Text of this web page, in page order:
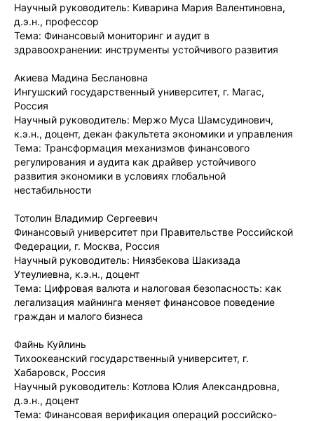
Научный руководитель: Киварина Мария Валентиновна,
д.э.н., профессор
Тема: Финансовый мониторинг и аудит в
здравоохранении: инструменты устойчивого развития
Акиева Мадина Беслановна
Ингушский государственный университет, г. Магас,
Россия
Научный руководитель: Мержо Муса Шамсудинович,
к.э.н., доцент, декан факультета экономики и управления
Тема: Трансформация механизмов финансового
регулирования и аудита как драйвер устойчивого
развития экономики в условиях глобальной
нестабильности
Тотолин Владимир Сергеевич
Финансовый университет при Правительстве Российской
Федерации, г. Москва, Россия
Научный руководитель: Ниязбекова Шакизада
Утеулиевна, к.э.н., доцент
Тема: Цифровая валюта и налоговая безопасность: как
легализация майнинга меняет финансовое поведение
граждан и малого бизнеса
Файнь Куйлинь
Тихоокеанский государственный университет, г.
Хабаровск, Россия
Научный руководитель: Котлова Юлия Александровна,
д.э.н., доцент
Тема: Финансовая верификация операций российско-